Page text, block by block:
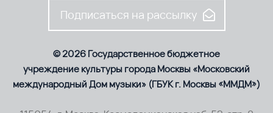
Подписаться на рассылку
© 2026 Государственное бюджетное
учреждение культуры города Москвы «Московский
международный Дом музыки» (ГБУК г. Москвы «ММДМ»)